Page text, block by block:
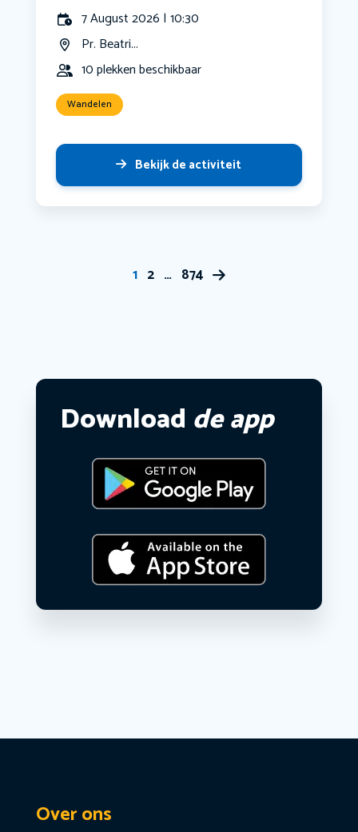
7 August 2026 | 10:30
Pr. Beatri...
10 plekken beschikbaar
Wandelen
Bekijk de activiteit
1 2 … 874
Download de app
Over ons